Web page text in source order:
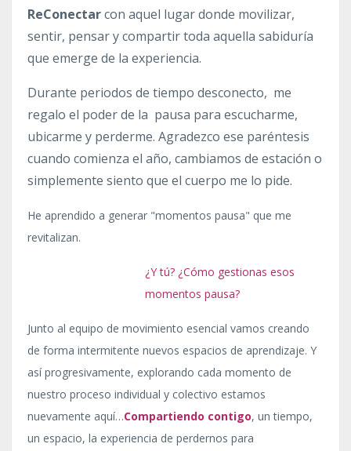
ReConectarcon aquel lugar donde movilizar,
sentir, pensar y compartir toda aquella sabiduría
que emerge de la experiencia.
Durante periodos de tiempo desconecto, me
regalo el poder de la pausa para escucharme,
ubicarme y perderme. Agradezco ese paréntesis
cuando comienza el año, cambiamos de estación o
simplemente siento que el cuerpo me lo pide.
He aprendido a generar "momentos pausa" que me
revitalizan.
¿Y tú? ¿Cómo gestionas esos
momentos pausa?
Junto al equipo de movimiento esencial vamos creando
de forma intermitente nuevos espacios de aprendizaje. Y
así progresivamente, explorando cada momento de
nuestro proceso individual y colectivo estamos
nuevamente aquí…Compartiendo contigo, un tiempo,
un espacio, la experiencia de perdernos para